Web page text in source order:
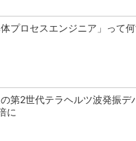
体プロセスエンジニア」って
第2世代テラヘルツ波発振デ
に